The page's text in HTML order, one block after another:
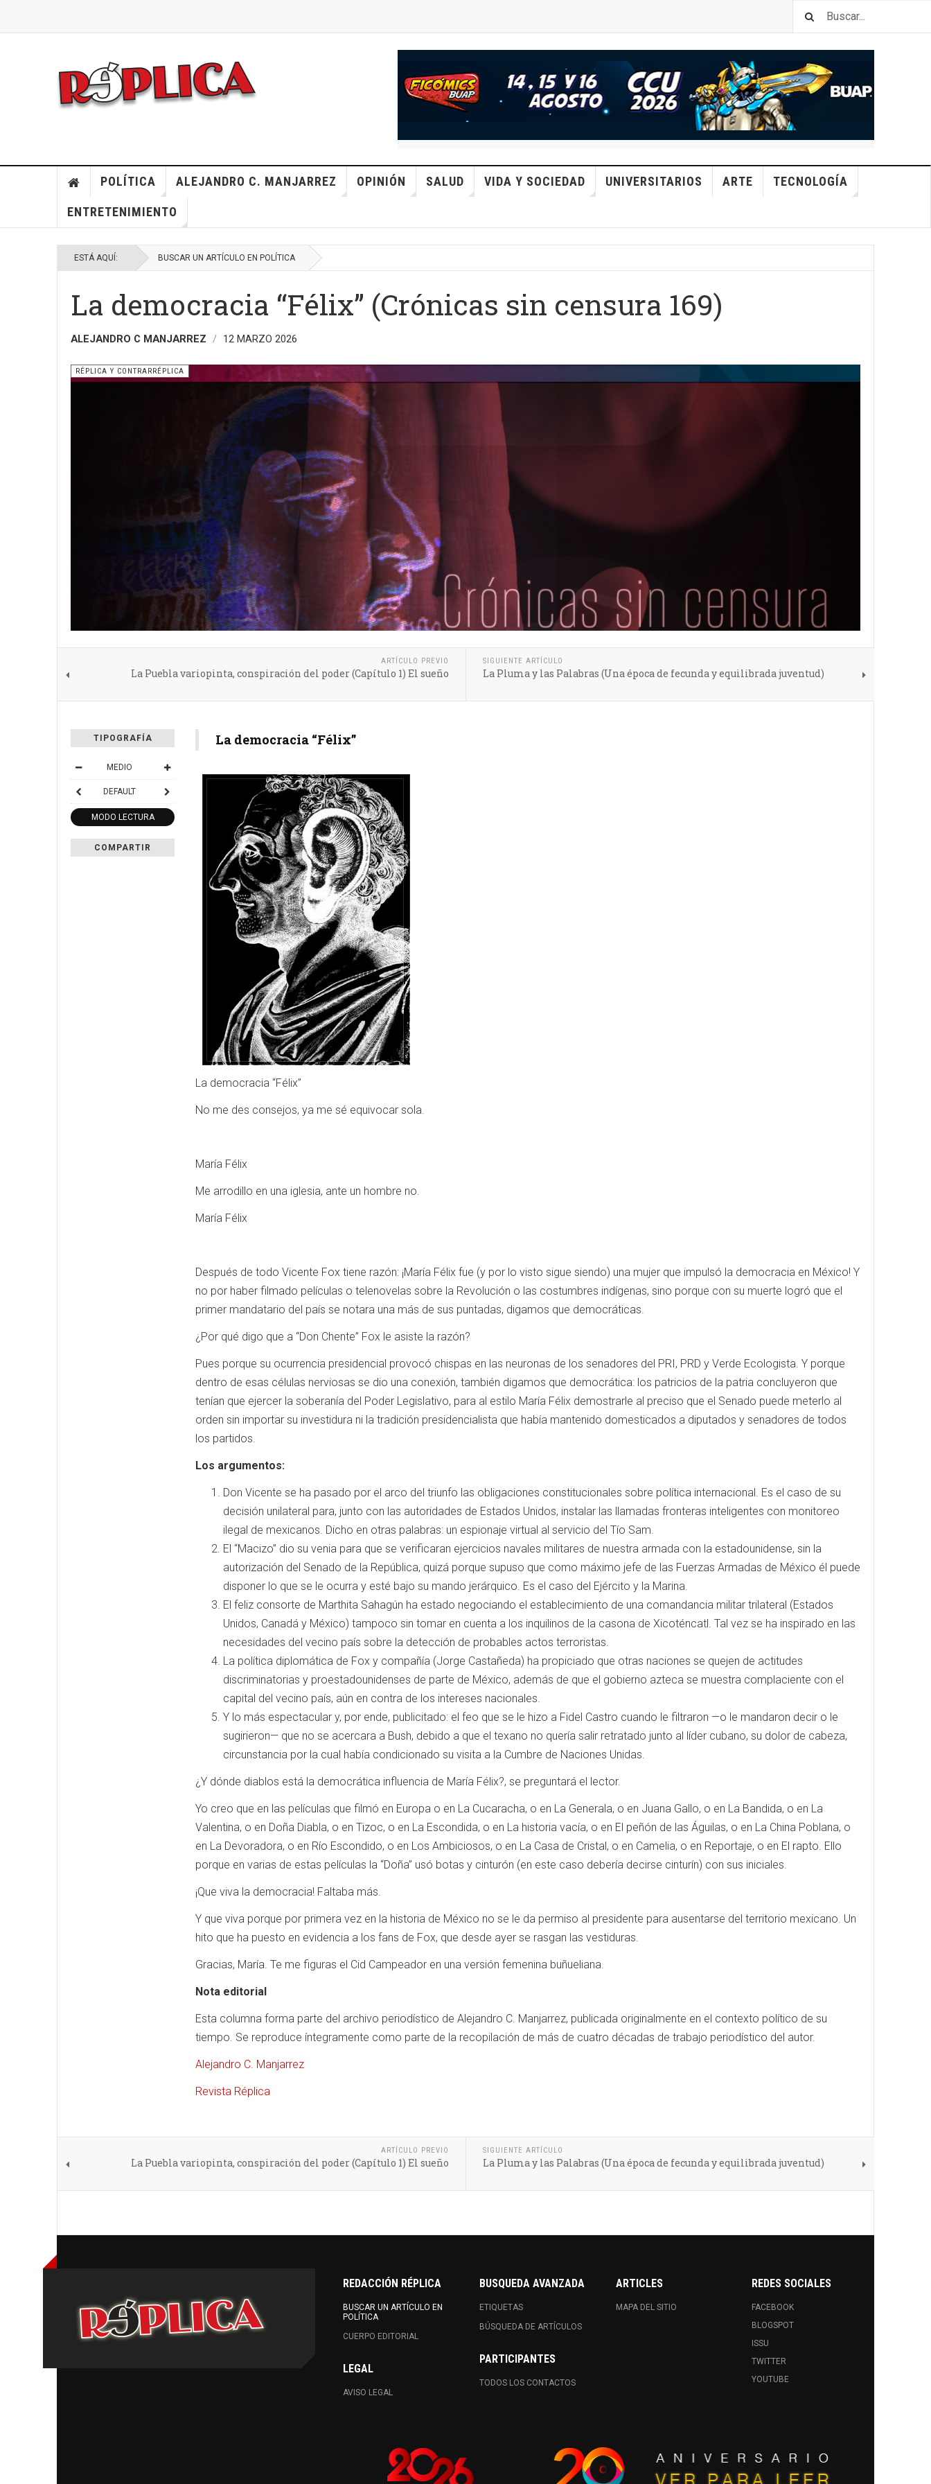
POLÍTICA ALEJANDRO C. MANJARREZ OPINIÓN SALUD VIDA Y SOCIEDAD UNIVERSITARIOS ARTE TECNOLOGÍA
ENTRETENIMIENTO
ESTÁ AQUÍ: BUSCAR UN ARTÍCULO EN POLÍTICA
La democracia “Félix” (Crónicas sin censura 169)
ALEJANDRO C MANJARREZ 12 MARZO 2026
RÉPLICA Y CONTRARRÉPLICA
ARTÍCULO PREVIO
La Puebla variopinta, conspiración del poder (Capítulo 1) El sueño
SIGUIENTE ARTÍCULO
La Pluma y las Palabras (Una época de fecunda y equilibrada juventud)
TIPOGRAFÍA
MEDIO
DEFAULT
MODO LECTURA
COMPARTIR
La democracia “Félix”
La democracia “Félix”
No me des consejos, ya me sé equivocar sola.
María Félix
Me arrodillo en una iglesia, ante un hombre no.
María Félix
Después de todo Vicente Fox tiene razón: ¡María Félix fue (y por lo visto sigue siendo) una mujer que impulsó la democracia en México! Y
no por haber filmado películas o telenovelas sobre la Revolución o las costumbres indígenas, sino porque con su muerte logró que el
primer mandatario del país se notara una más de sus puntadas, digamos que democráticas.
¿Por qué digo que a “Don Chente” Fox le asiste la razón?
Pues porque su ocurrencia presidencial provocó chispas en las neuronas de los senadores del PRI, PRD y Verde Ecologista. Y porque
dentro de esas células nerviosas se dio una conexión, también digamos que democrática: los patricios de la patria concluyeron que
tenían que ejercer la soberanía del Poder Legislativo, para al estilo María Félix demostrarle al preciso que el Senado puede meterlo al
orden sin importar su investidura ni la tradición presidencialista que había mantenido domesticados a diputados y senadores de todos
los partidos.
Los argumentos:
Don Vicente se ha pasado por el arco del triunfo las obligaciones constitucionales sobre política internacional. Es el caso de su
decisión unilateral para, junto con las autoridades de Estados Unidos, instalar las llamadas fronteras inteligentes con monitoreo
ilegal de mexicanos. Dicho en otras palabras: un espionaje virtual al servicio del Tío Sam.
El “Macizo” dio su venia para que se verificaran ejercicios navales militares de nuestra armada con la estadounidense, sin la
autorización del Senado de la República, quizá porque supuso que como máximo jefe de las Fuerzas Armadas de México él puede
disponer lo que se le ocurra y esté bajo su mando jerárquico. Es el caso del Ejército y la Marina.
El feliz consorte de Marthita Sahagún ha estado negociando el establecimiento de una comandancia militar trilateral (Estados
Unidos, Canadá y México) tampoco sin tomar en cuenta a los inquilinos de la casona de Xicoténcatl. Tal vez se ha inspirado en las
necesidades del vecino país sobre la detección de probables actos terroristas.
La política diplomática de Fox y compañía (Jorge Castañeda) ha propiciado que otras naciones se quejen de actitudes
discriminatorias y proestadounidenses de parte de México, además de que el gobierno azteca se muestra complaciente con el
capital del vecino país, aún en contra de los intereses nacionales.
Y lo más espectacular y, por ende, publicitado: el feo que se le hizo a Fidel Castro cuando le filtraron —o le mandaron decir o le
sugirieron— que no se acercara a Bush, debido a que el texano no quería salir retratado junto al líder cubano, su dolor de cabeza,
circunstancia por la cual había condicionado su visita a la Cumbre de Naciones Unidas.
¿Y dónde diablos está la democrática influencia de María Félix?, se preguntará el lector.
Yo creo que en las películas que filmó en Europa o en La Cucaracha, o en La Generala, o en Juana Gallo, o en La Bandida, o en La
Valentina, o en Doña Diabla, o en Tizoc, o en La Escondida, o en La historia vacía, o en El peñón de las Águilas, o en La China Poblana, o
en La Devoradora, o en Río Escondido, o en Los Ambiciosos, o en La Casa de Cristal, o en Camelia, o en Reportaje, o en El rapto. Ello
porque en varias de estas películas la “Doña” usó botas y cinturón (en este caso debería decirse cinturín) con sus iniciales.
¡Que viva la democracia! Faltaba más.
Y que viva porque por primera vez en la historia de México no se le da permiso al presidente para ausentarse del territorio mexicano. Un
hito que ha puesto en evidencia a los fans de Fox, que desde ayer se rasgan las vestiduras.
Gracias, María. Te me figuras el Cid Campeador en una versión femenina buñueliana.
Nota editorial
Esta columna forma parte del archivo periodístico de Alejandro C. Manjarrez, publicada originalmente en el contexto político de su
tiempo. Se reproduce íntegramente como parte de la recopilación de más de cuatro décadas de trabajo periodístico del autor.
Alejandro C. Manjarrez
Revista Réplica
ARTÍCULO PREVIO
La Puebla variopinta, conspiración del poder (Capítulo 1) El sueño
SIGUIENTE ARTÍCULO
La Pluma y las Palabras (Una época de fecunda y equilibrada juventud)
REDACCIÓN RÉPLICA
BUSCAR UN ARTÍCULO EN
POLÍTICA
CUERPO EDITORIAL
LEGAL
AVISO LEGAL
BUSQUEDA AVANZADA
ETIQUETAS
BÚSQUEDA DE ARTÍCULOS
PARTICIPANTES
TODOS LOS CONTACTOS
ARTICLES
MAPA DEL SITIO
REDES SOCIALES
FACEBOOK
BLOGSPOT
ISSU
TWITTER
YOUTUBE